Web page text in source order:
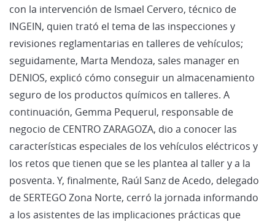
con la intervención de Ismael Cervero, técnico de
INGEIN, quien trató el tema de las inspecciones y
revisiones reglamentarias en talleres de vehículos;
seguidamente, Marta Mendoza, sales manager en
DENIOS, explicó cómo conseguir un almacenamiento
seguro de los productos químicos en talleres. A
continuación, Gemma Pequerul, responsable de
negocio de CENTRO ZARAGOZA, dio a conocer las
características especiales de los vehículos eléctricos y
los retos que tienen que se les plantea al taller y a la
posventa. Y, finalmente, Raúl Sanz de Acedo, delegado
de SERTEGO Zona Norte, cerró la jornada informando
a los asistentes de las implicaciones prácticas que